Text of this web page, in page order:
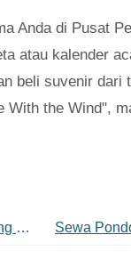
Anda di Pusat
atau kalender
beli suvenir dari
With the Wind",
Biro Pariwisata &Pusat Pengunjung Waycross Sewa